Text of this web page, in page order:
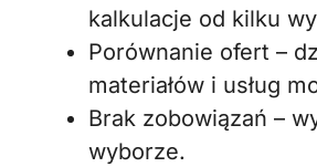
kalkulacje od kilku
Porównanie ofert –
materiałów i usług
Brak zobowiązań –
wyborze.